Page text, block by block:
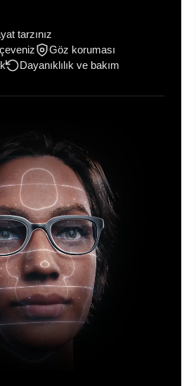
tarzınız
Göz koruması
Dayanıklılık ve bakım